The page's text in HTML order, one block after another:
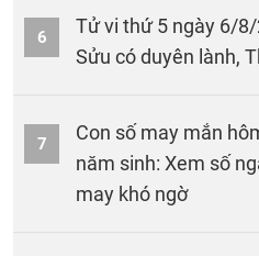
6
Tử vi thứ 5 ngày 6/
Sửu có duyên lành,
7
Con số may mắn
năm sinh: Xem số
may khó ngờ